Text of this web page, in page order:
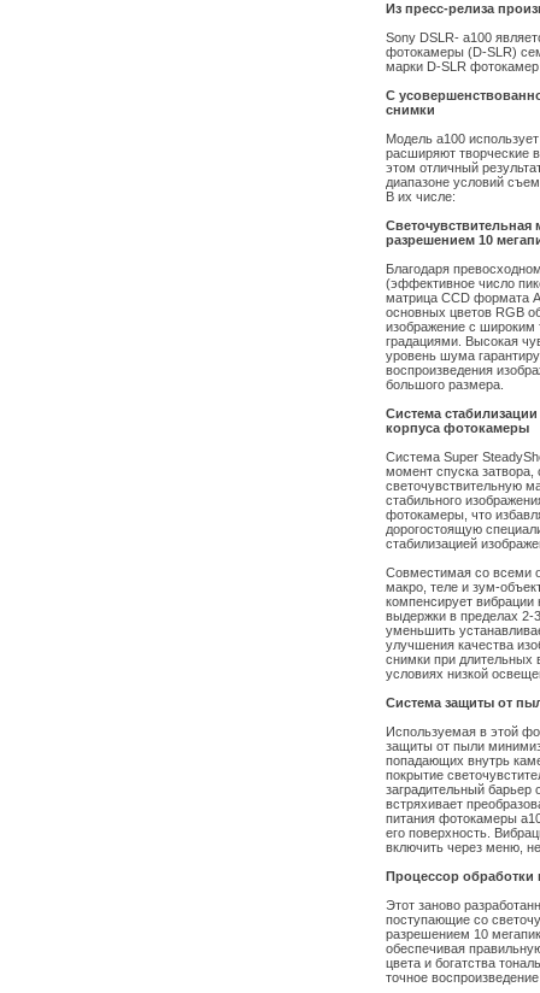
Из пресс-релиза
Sony DSLR- a100
фотокамеры (D-SLR)
марки D-SLR фотокамер
С
снимки
Модель a100
расширяют творческие
этом отличный
диапазоне условий
В их числе:
Светочувствительная
разрешением 10
Благодаря
(эффективное число
матрица CCD формата
основных цветов RGB
изображение с широким
градациями. Высокая
уровень шума
воспроизведения
большого размера.
Система
корпуса фотокамеры
Система Super
момент спуска
светочувствительную
стабильного
фотокамеры, что
дорогостоящую
стабилизацией
Совместимая со всеми
макро, теле и зум-
компенсирует вибрации
выдержки в пределах 2-
уменьшить
улучшения качества
снимки при длительных
условиях низкой
Система защиты от
Используемая в этой
защиты от пыли
попадающих внутрь
покрытие
заградительный барьер
встряхивает
питания фотокамеры
его поверхность.
включить через меню,
Процессор обработки
Этот заново
поступающие со
разрешением 10
обеспечивая
цвета и богатства
точное